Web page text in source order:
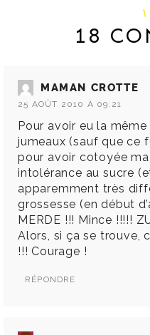
18
MAMAN CROTTE
25 AOÛT 2010 À 09:21
Pour avoir eu la
jumeaux (sauf que ce
pour avoir cotoyée
intolérance au sucre
apparemment très
grossesse (en début
MERDE !!! Mince !!!!!
Alors, si ça se trouve,
!!! Courage !
RÉPONDRE